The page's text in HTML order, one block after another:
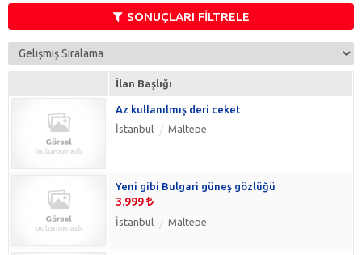
SONUÇLARI FİLTRELE
İlan Başlığı
Az kullanılmış deri ceket
İstanbul
Maltepe
Yeni gibi Bulgari güneş gözlüğü
3.999
İstanbul Maltepe